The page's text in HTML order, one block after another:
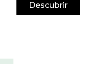
Descubrir